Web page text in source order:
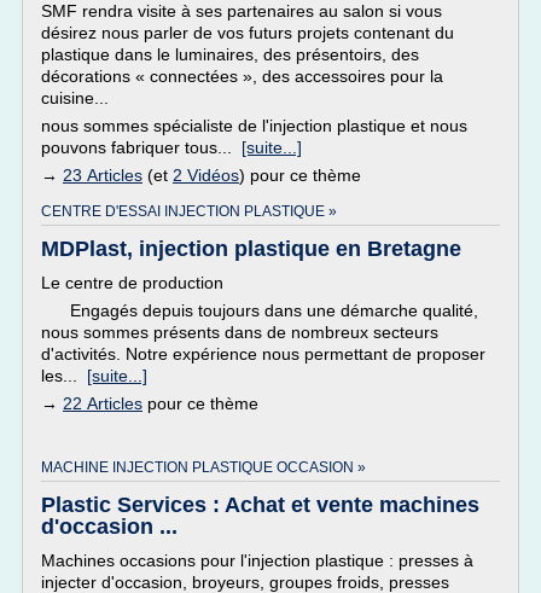
SMF rendra visite à ses partenaires au salon si vous
désirez nous parler de vos futurs projets contenant du
plastique dans le luminaires, des présentoirs, des
décorations « connectées », des accessoires pour la
cuisine...
nous sommes spécialiste de l'injection plastique et nous
pouvons fabriquer tous... [suite...]
→ 23 Articles (et 2 Vidéos) pour ce thème
CENTRE D'ESSAI INJECTION PLASTIQUE »
MDPlast, injection plastique en Bretagne
Le centre de production
Engagés depuis toujours dans une démarche qualité,
nous sommes présents dans de nombreux secteurs
d'activités. Notre expérience nous permettant de proposer
les... [suite...]
→ 22 Articles pour ce thème
MACHINE INJECTION PLASTIQUE OCCASION »
Plastic Services : Achat et vente machines
d'occasion ...
Machines occasions pour l'injection plastique : presses à
injecter d'occasion, broyeurs, groupes froids, presses